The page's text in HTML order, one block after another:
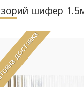
шифер
доставка